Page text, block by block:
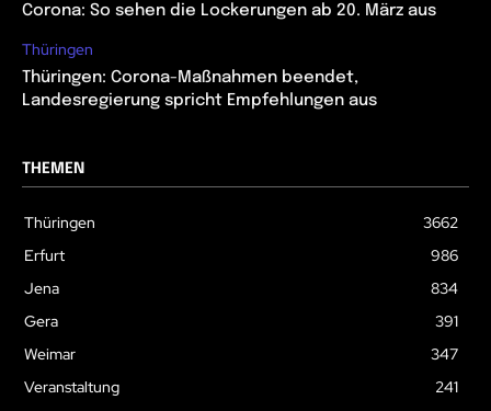
Corona: So sehen die Lockerungen ab 20. März aus
Thüringen
Thüringen: Corona-Maßnahmen beendet,
Landesregierung spricht Empfehlungen aus
THEMEN
Thüringen
3662
Erfurt
986
Jena
834
Gera
391
Weimar
347
Veranstaltung
241